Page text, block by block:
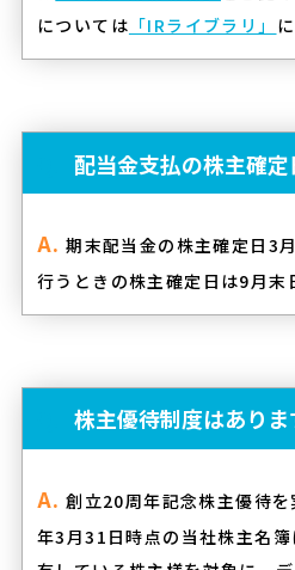
については 「IRライブラリ」
配当金支払の株主確
期末配当金の株主確定日3
行うときの株主確定日は9月末
株主優待制度はありま
創立20周年記念株主優待
年3月31日時点の当社株主名